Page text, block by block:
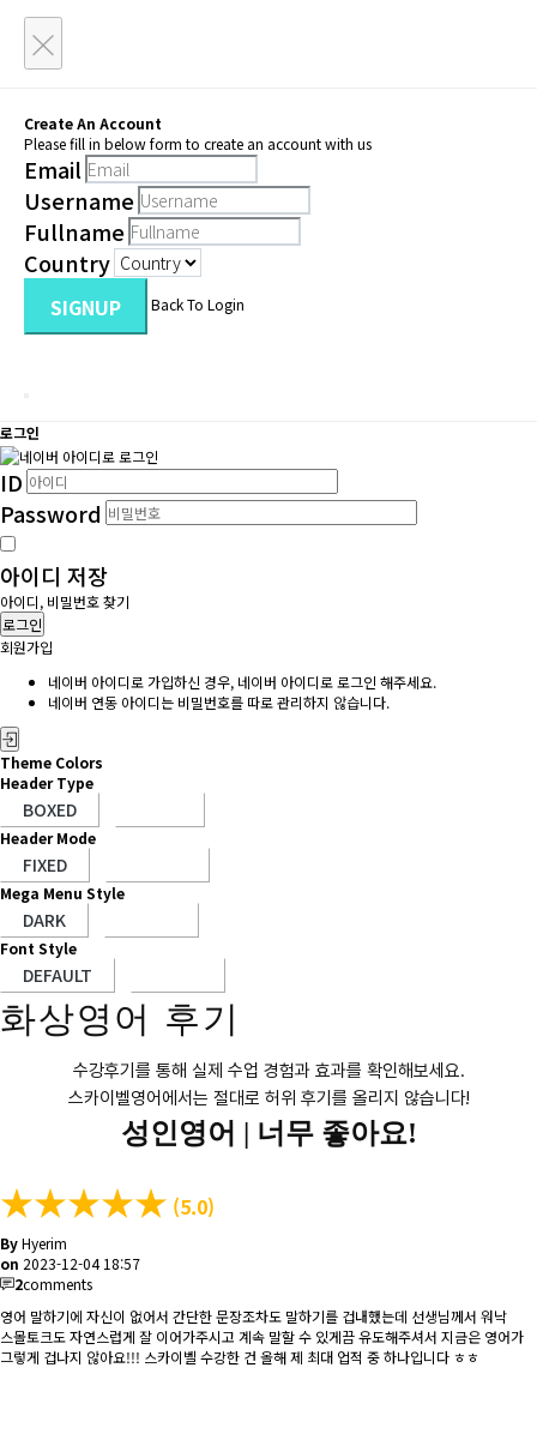
×
Create An Account
Please fill in below form to create an account with us
Email
Username
Fullname
Country
SIGNUP Back To Login
로그인
ID
Password
아이디 저장
아이디, 비밀번호 찾기
로그인
회원가입
네이버 아이디로 가입하신 경우, 네이버 아이디로 로그인 해주세요.
네이버 연동 아이디는 비밀번호를 따로 관리하지 않습니다.
Theme Colors
Header Type
Header Mode
Mega Menu Style
Font Style
화상영어 후기
수강후기를 통해 실제 수업 경험과 효과를 확인해보세요.
스카이벨영어에서는 절대로 허위 후기를 올리지 않습니다!
성인영어 | 너무 좋아요!
★★★★★ (5.0)
ByHyerim
on 2023-12-04 18:57
2comments
영어 말하기에 자신이 없어서 간단한 문장조차도 말하기를 겁내했는데 선생님께서 워낙
스몰토크도 자연스럽게 잘 이어가주시고 계속 말할 수 있게끔 유도해주셔서 지금은 영어가
그렇게 겁나지 않아요!!! 스카이벨 수강한 건 올해 제 최대 업적 중 하나입니다 ㅎㅎ